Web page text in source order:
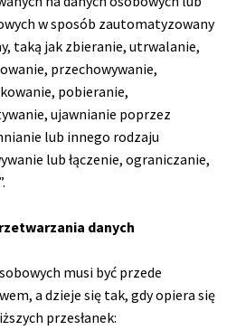
w sposób zautomatyzowany
taką jak zbieranie, utrwalanie,
przechowywanie,
pobieranie,
ujawnianie poprzez
lub innego rodzaju
lub łączenie, ograniczanie,
danych
musi być przede
a dzieje się tak, gdy opiera się
przesłanek: